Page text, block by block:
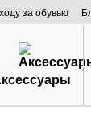
за обувью